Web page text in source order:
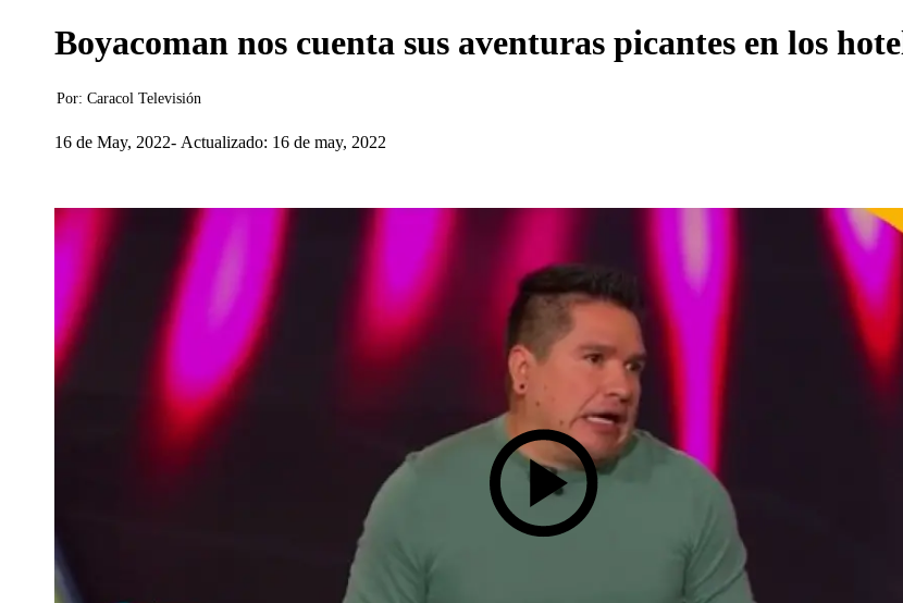
Boyacoman nos cuenta sus aventuras picantes en los
Por: Caracol Televisión
16 de May, 2022 Actualizado: 16 de may, 2022